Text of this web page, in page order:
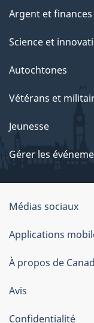
Argent et finances
Science et
Autochtones
Vétérans et
Jeunesse
Gérer les
Organisation
du
du
Canada
Médias sociaux
Applications
À propos de
Avis
Confidentialité